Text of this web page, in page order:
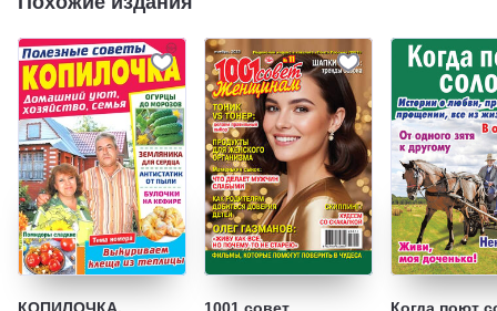
КОПИЛОЧКА.
1001 совет
Когда поют